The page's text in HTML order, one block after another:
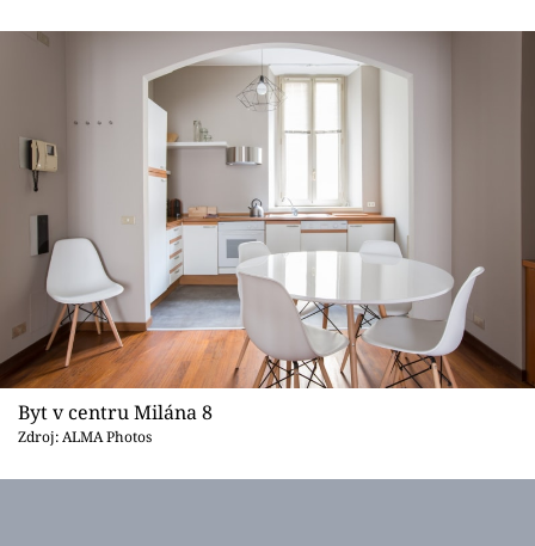
Byt v centru Milána 8
Zdroj: ALMA Photos